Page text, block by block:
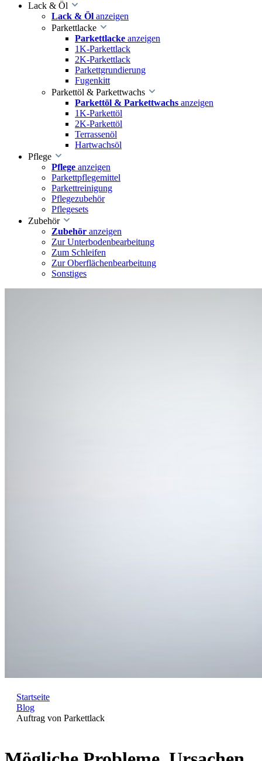
Lack & Öl
Lack & Öl anzeigen
Parkettlacke
Parkettlacke anzeigen
1K-Parkettlack
2K-Parkettlack
Parkettgrundierung
Fugenkitt
Parkettöl & Parkettwachs
Parkettöl & Parkettwachs anzeigen
1K-Parkettöl
2K-Parkettöl
Terrassenöl
Hartwachsöl
Pflege
Pflege anzeigen
Parkettpflegemittel
Parkettreinigung
Pflegezubehör
Pflegesets
Zubehör
Zubehör anzeigen
Zur Unterbodenbearbeitung
Zum Schleifen
Zur Oberflächenbearbeitung
Sonstiges
Startseite
Blog
Auftrag von Parkettlack